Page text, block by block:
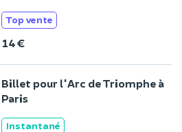
Top vente
14 €
Billet pour l'Arc de Triomphe à
Paris
Instantané